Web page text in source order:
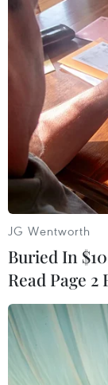
Cộng
phản đối
Trung Quốc
phép
Trao
khoan vào
Báo Mỹ:
thẳng
Yêu cầu
ngoài cửa
Tọa đàm
trái của
JG Wentworth
Buried In
Read Page